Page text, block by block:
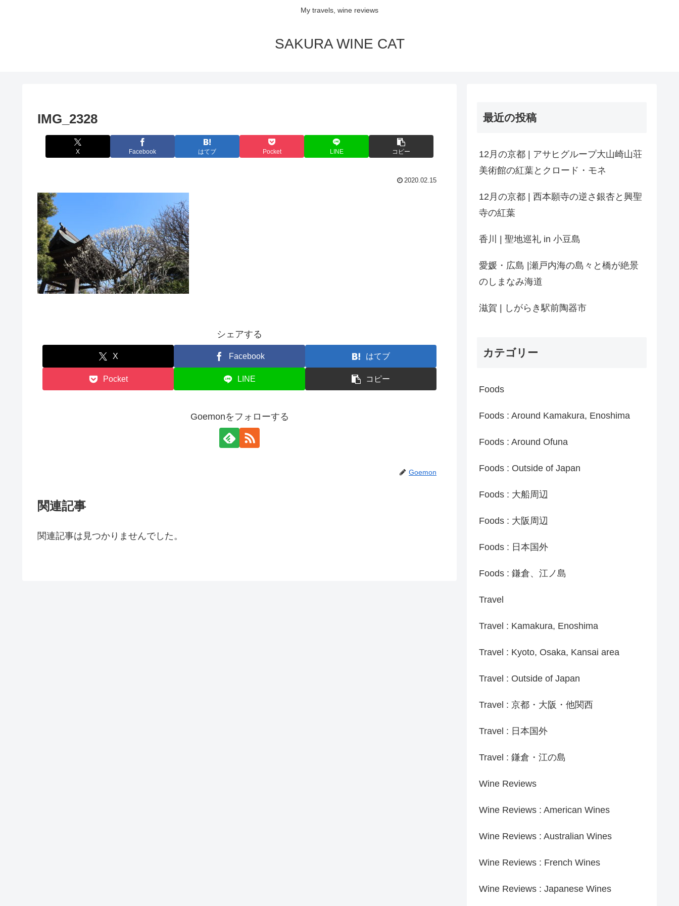
My travels, wine reviews
SAKURA WINE CAT
IMG_2328
X Facebook はてブ Pocket LINE コピー
2020.02.15
シェアする
X Facebook はてブ
Pocket LINE コピー
Goemonをフォローする
Goemon
関連記事
関連記事は見つかりませんでした。
最近の投稿
12月の京都 | アサヒグループ大山崎山荘
美術館の紅葉とクロード・モネ
12月の京都 | 西本願寺の逆さ銀杏と興聖
寺の紅葉
香川 | 聖地巡礼 in 小豆島
愛媛・広島 |瀬戸内海の島々と橋が絶景
のしまなみ海道
滋賀 | しがらき駅前陶器市
カテゴリー
Foods
Foods : Around Kamakura, Enoshima
Foods : Around Ofuna
Foods : Outside of Japan
Foods : 大船周辺
Foods : 大阪周辺
Foods : 日本国外
Foods : 鎌倉、江ノ島
Travel
Travel : Kamakura, Enoshima
Travel : Kyoto, Osaka, Kansai area
Travel : Outside of Japan
Travel : 京都・大阪・他関西
Travel : 日本国外
Travel : 鎌倉・江の島
Wine Reviews
Wine Reviews : American Wines
Wine Reviews : Australian Wines
Wine Reviews : French Wines
Wine Reviews : Japanese Wines